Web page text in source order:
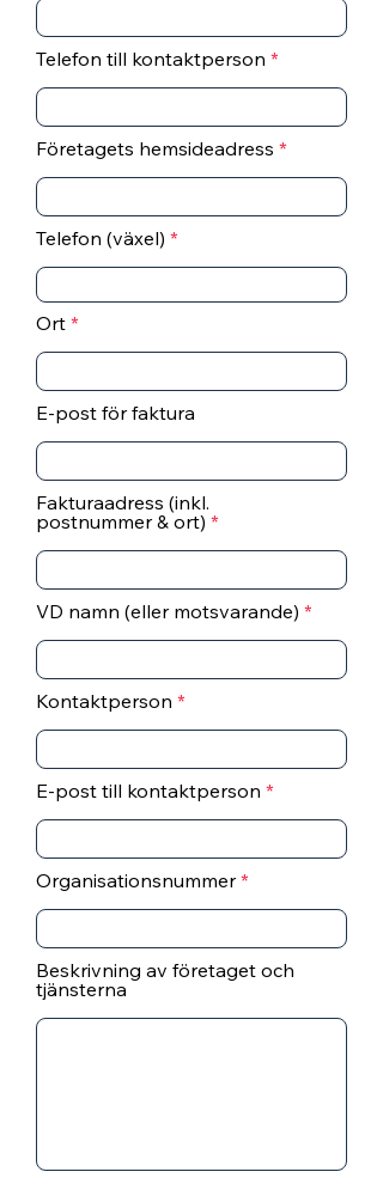
Telefon till kontaktperson
Företagets hemsideadress
Telefon (växel)
Ort
E-post för faktura
Fakturaadress (inkl.
postnummer & ort)
VD namn (eller motsvarande)
Kontaktperson
E-post till kontaktperson
Organisationsnummer
Beskrivning av företaget och
tjänsterna